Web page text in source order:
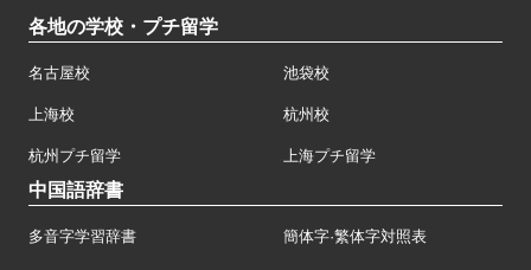
各地の学校・プチ留学
名古屋校 池袋校
上海校 杭州校
杭州プチ留学 上海プチ留学
中国語辞書
多音字学習辞書 簡体字·繁体字対照表